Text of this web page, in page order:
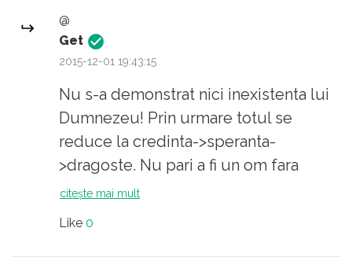
popular.
@
Get
2015-12-01 19:43:15
Nu s-a demonstrat nici inexistenta lui
Dumnezeu! Prin urmare totul se
reduce la credinta->speranta-
>dragoste. Nu pari a fi un om fara
speranta, dar pari a fi un om confuz.
ci in tine si in aproapele tau. Nu
citește mai mult
Like 0